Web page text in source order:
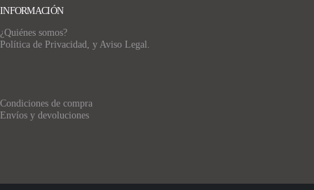
INFORMACIÓN
¿Quiénes somos?
Política de Privacidad, y Aviso Legal.
Condiciones de compra
Envíos y devoluciones